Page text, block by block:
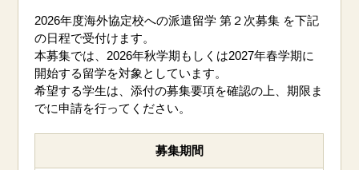
2026年度海外協定校への派遣留学 第２次募集 を下記
の日程で受付けます。
本募集では、2026年秋学期もしくは2027年春学期に
開始する留学を対象としています。
希望する学生は、添付の募集要項を確認の上、期限ま
でに申請を行ってください。
募集期間